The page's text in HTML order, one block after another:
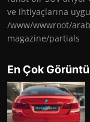
ve ihtiyaçlarına
/www/wwwroot/
magazine/partials
En Çok